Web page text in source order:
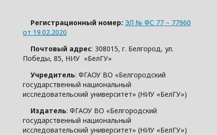
Регистрационный номер: ЭЛ № ФС 77 – 77960
от 19.02.2020
Почтовый адрес: 308015, г. Белгород, ул.
Победы, 85, НИУ «БелГУ»
Учредитель: ФГАОУ ВО «Белгородский
государственный национальный
исследовательский университет» (НИУ «БелГУ»)
Издатель: ФГАОУ ВО «Белгородский
государственный национальный
исследовательский университет» (НИУ «БелГУ»)